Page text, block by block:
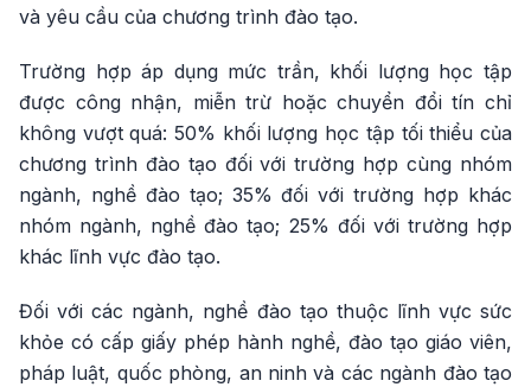
và yêu cầu của chương trình đào tạo.
Trường hợp áp dụng mức trần, khối lượng học tập
được công nhận, miễn trừ hoặc chuyển đổi tín chỉ
không vượt quá: 50% khối lượng học tập tối thiểu của
chương trình đào tạo đối với trường hợp cùng nhóm
ngành, nghề đào tạo; 35% đối với trường hợp khác
nhóm ngành, nghề đào tạo; 25% đối với trường hợp
khác lĩnh vực đào tạo.
Đối với các ngành, nghề đào tạo thuộc lĩnh vực sức
khỏe có cấp giấy phép hành nghề, đào tạo giáo viên,
pháp luật, quốc phòng, an ninh và các ngành đào tạo